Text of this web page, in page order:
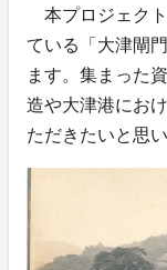
本プロジェク
ている「大津閘
ます。集まった
造や大津港にお
ただきたいと思い